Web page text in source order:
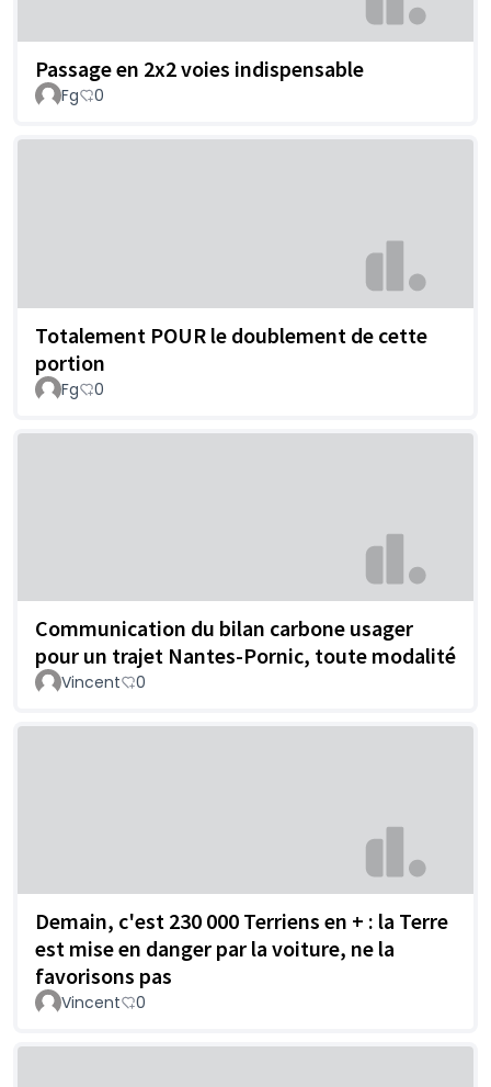
Passage en 2x2 voies indispensable
Fg 0
Totalement POUR le doublement de cette
portion
Fg 0
Communication du bilan carbone usager
pour un trajet Nantes-Pornic, toute modalité
Vincent 0
Demain, c'est 230 000 Terriens en + : la Terre
est mise en danger par la voiture, ne la
favorisons pas
Vincent 0